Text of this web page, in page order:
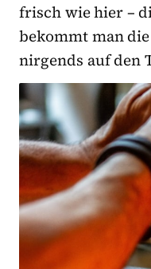
frisch wie hier –
bekommt man
nirgends auf den